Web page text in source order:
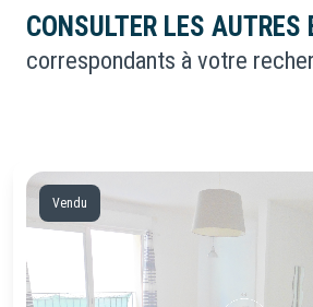
CONSULTER LES AUTRES
correspondants à votre
Vendu